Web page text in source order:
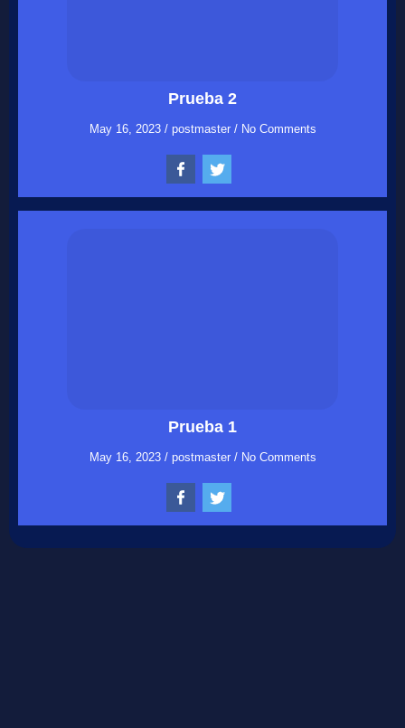
Prueba 2
May 16, 2023/ postmaster/ No Comments
Prueba 1
May 16, 2023/ postmaster/ No Comments